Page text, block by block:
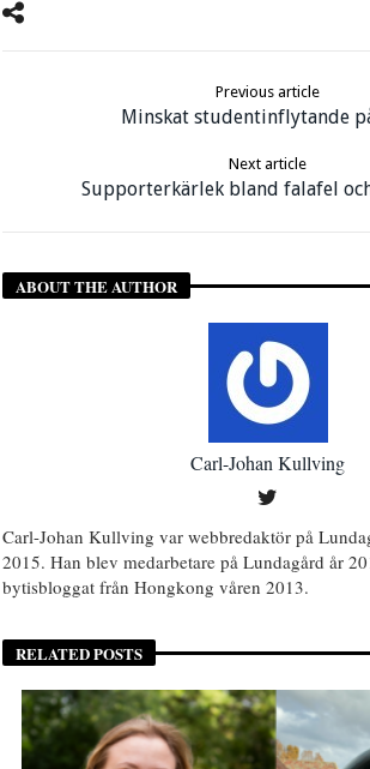
Previous article
Minskat studentinflytande
Next article
Supporterkärlek bland falafel
ABOUT THE AUTHOR
Carl-Johan Kullving
Carl-Johan Kullving var webbredaktör på
2015. Han blev medarbetare på Lundagård år
bytisbloggat från Hongkong våren 2013.
RELATED POSTS